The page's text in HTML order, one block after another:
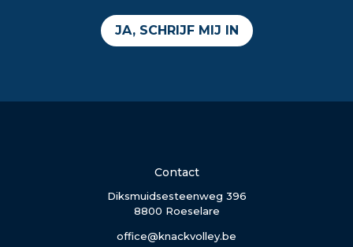
JA, SCHRIJF MIJ IN
Contact
Diksmuidsesteenweg 396
8800 Roeselare
office@knackvolley.be